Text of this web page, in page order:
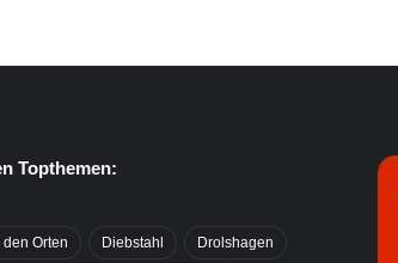
Topthemen:
Orten Diebstahl Drolshagen